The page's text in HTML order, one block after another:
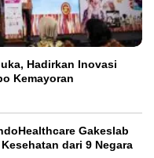
Hadirkan Inovasi
Kemayoran
Gakeslab
dari 9 Negara